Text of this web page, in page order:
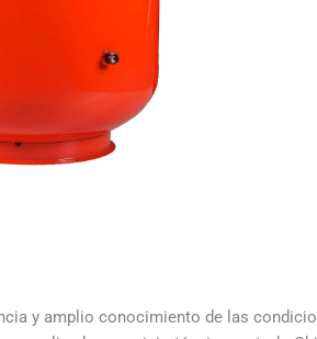
y amplio conocimiento de las